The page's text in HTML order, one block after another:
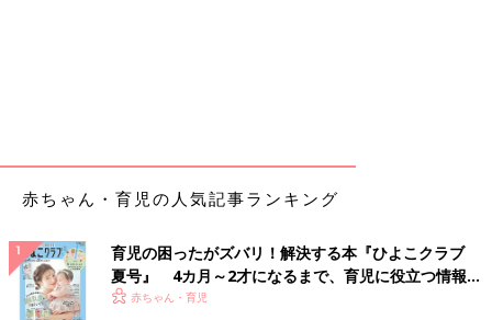
■子どもが好きなメニューに細かくした野菜をイン
した。カレーもフードプロセッサーを使って玉ねぎやにんじん、
れんこん、ほうれん草を細かくして、カレーにするだけなので、
むしろ楽ちん料理でしたよ～」
赤ちゃん・育児の人気記事ランキング
育児の困ったがズバリ！解決する本『ひよこクラブ
夏号』 4カ月～2才になるまで、育児に役立つ情報が
いっぱい！
赤ちゃん・育児